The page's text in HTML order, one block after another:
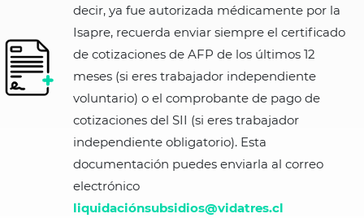
decir, ya fue autorizada médicamente por la
Isapre, recuerda enviar siempre el certificado
de cotizaciones de AFP de los últimos 12
meses (si eres trabajador independiente
voluntario) o el comprobante de pago de
cotizaciones del SII (si eres trabajador
independiente obligatorio). Esta
documentación puedes enviarla al correo
electrónico
liquidaciónsubsidios@vidatres.cl